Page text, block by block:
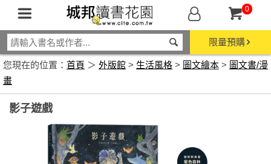
0
限量預購
您現在的位置： 首頁 ＞ 外版館 > 生活風格 > 圖文繪本 > 圖文書/漫
畫
影子遊戲